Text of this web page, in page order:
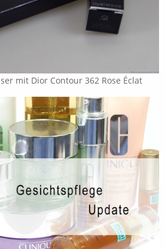
mit Dior Contour 362 Rose Éclat